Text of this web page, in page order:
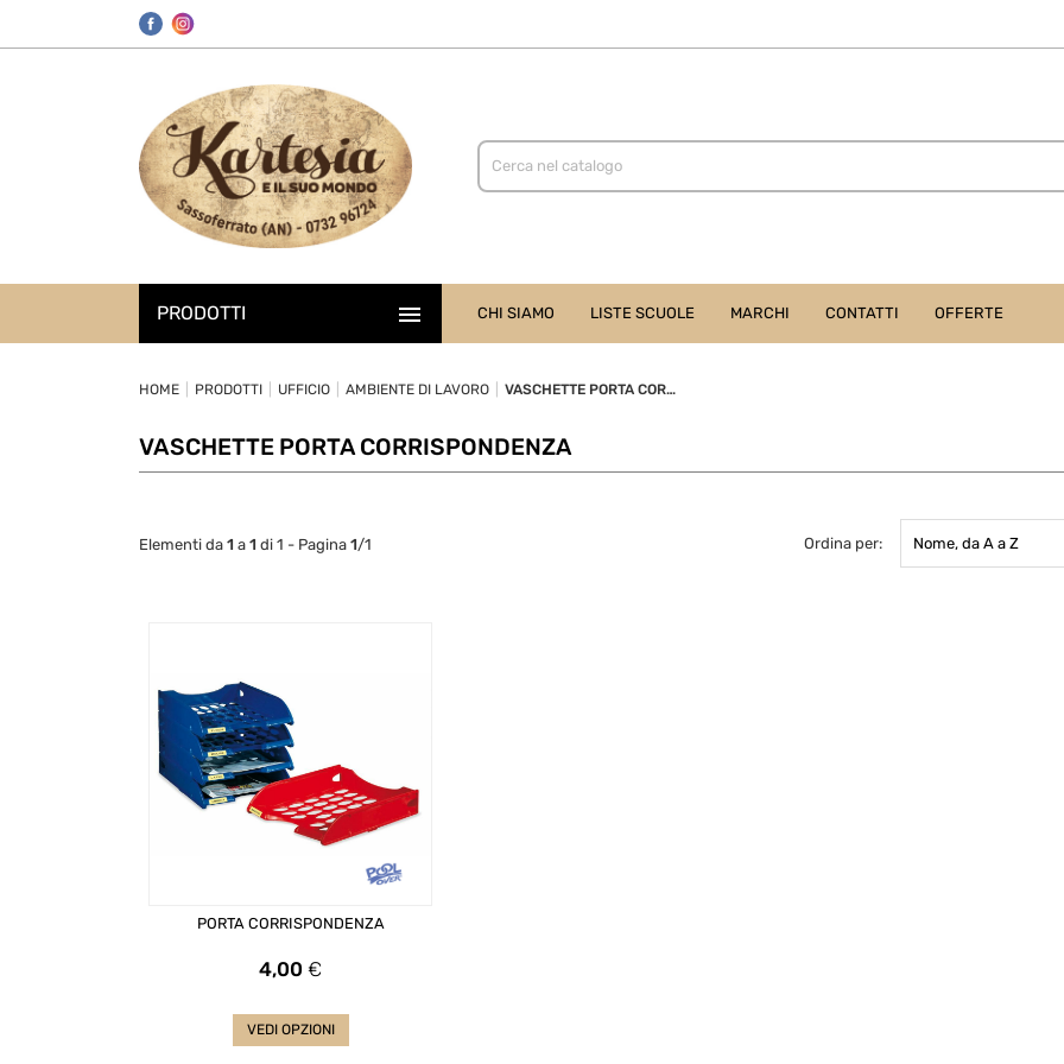
PRODOTTI  CHI SIAMO LISTE SCUOLE MARCHI CONTATTI OFFERTE
HOME PRODOTTI UFFICIO AMBIENTE DI LAVORO VASCHETTE PORTA CORRISPONDENZA
VASCHETTE PORTA CORRISPONDENZA
Elementi da 1 a 1 di 1 - Pagina 1/1 Ordina per: Nome, da A a Z
PORTA CORRISPONDENZA
Prezzo
4,00 €
VEDI OPZIONI